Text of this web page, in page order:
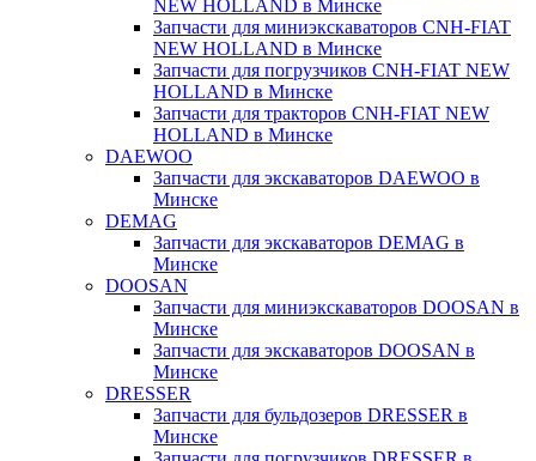
NEW HOLLAND в Минске
Запчасти для миниэкскаваторов CNH-FIAT
NEW HOLLAND в Минске
Запчасти для погрузчиков CNH-FIAT NEW
HOLLAND в Минске
Запчасти для тракторов CNH-FIAT NEW
HOLLAND в Минске
DAEWOO
Запчасти для экскаваторов DAEWOO в
Минске
DEMAG
Запчасти для экскаваторов DEMAG в
Минске
DOOSAN
Запчасти для миниэкскаваторов DOOSAN в
Минске
Запчасти для экскаваторов DOOSAN в
Минске
DRESSER
Запчасти для бульдозеров DRESSER в
Минске